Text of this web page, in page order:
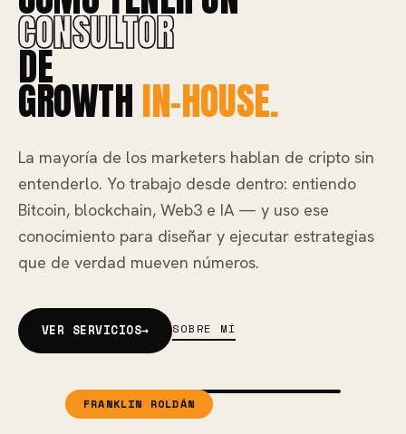
CONSULTOR
DE
GROWTHIN-HOUSE.
La mayoría de los marketers hablan de cripto sin
entenderlo. Yo trabajo desde dentro: entiendo
Bitcoin, blockchain, Web3 e IA — y uso ese
conocimiento para diseñar y ejecutar estrategias
que de verdad mueven números.
VER SERVICIOS→ SOBRE MÍ
FRANKLIN ROLDÁN